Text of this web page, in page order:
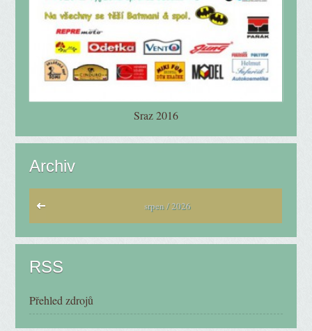
Sraz 2016
Archiv
srpen / 2026
RSS
Přehled zdrojů